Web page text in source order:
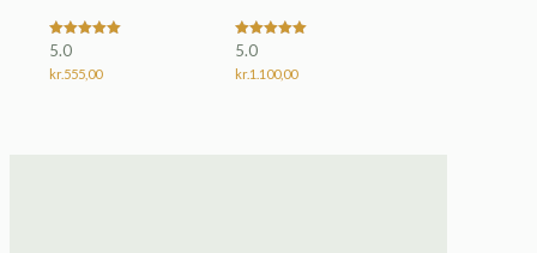
Vurderet
5.00
ud af 5
5.0
kr.555,00
Vurderet
5.00
ud af 5
5.0
kr.1.100,00